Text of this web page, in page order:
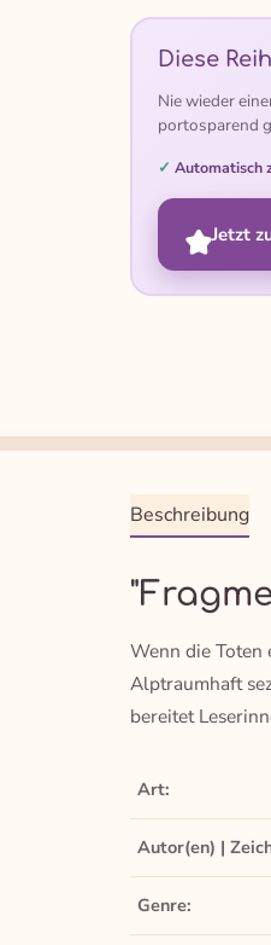
Diese
Nie wieder
portosparend
Automatisch
Jetzt
Beschreibung
Wenn die Toten
Alptraumhaft
bereitet
Art:
Autor(en) |
Genre: